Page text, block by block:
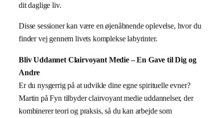
dit daglige liv.
Disse sessioner kan være en øjenåbnende oplevelse, hvor du
finder vej gennem livets komplekse labyrinter.
Bliv Uddannet Clairvoyant Medie – En Gave til Dig og
Andre
Er du nysgerrig på at udvikle dine egne spirituelle evner?
Martin på Fyn tilbyder clairvoyant medie uddannelser, der
kombinerer teori og praksis, så du kan arbejde som